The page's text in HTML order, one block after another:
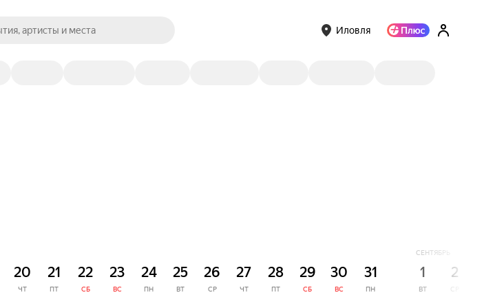
артисты и места Иловля
20
ЧТ
21
ПТ
22
СБ
23
ВС
24
ПН
25
ВТ
26
СР
27
ЧТ
28
ПТ
29
СБ
30
ВС
31
ПН
СЕНТЯБРЬ
1
ВТ
2